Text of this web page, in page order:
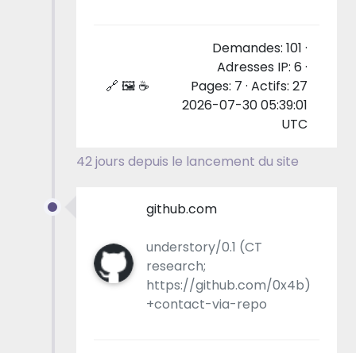
🔗 🖼 ☕
Demandes: 101 ·
Adresses IP: 6 ·
Pages: 7 · Actifs: 27
2026-07-30 05:39:01
UTC
42 jours depuis le lancement du site
github.com
understory/0.1 (CT
research;
https://github.com/0x4b)
+contact-via-repo